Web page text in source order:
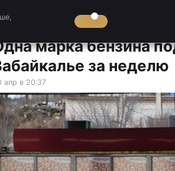
марка бензина
за неделю
апр в 20:37